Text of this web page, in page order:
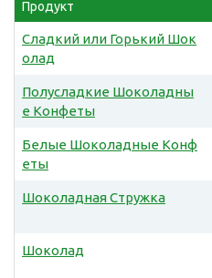
Продукт
Сладкий или Горький Шок
олад
Полусладкие Шоколадны
е Конфеты
Белые Шоколадные Конф
еты
Шоколадная Стружка
Шоколад